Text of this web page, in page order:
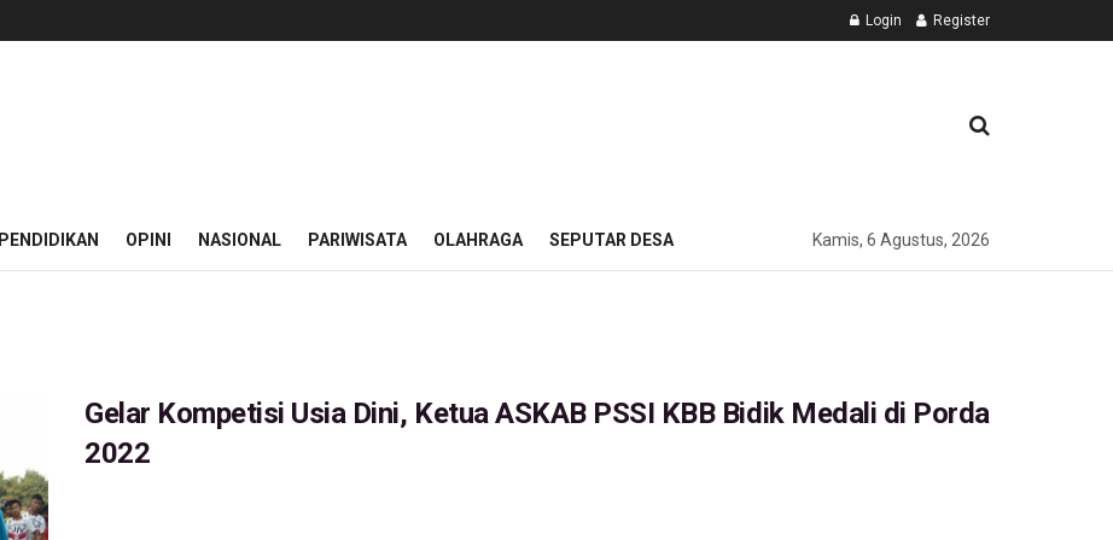
Login Register
PENDIDIKAN OPINI NASIONAL PARIWISATA OLAHRAGA SEPUTAR DESA Kamis, 6 Agustus, 2026
Gelar Kompetisi Usia Dini, Ketua ASKAB PSSI KBB Bidik Medali di Porda
2022